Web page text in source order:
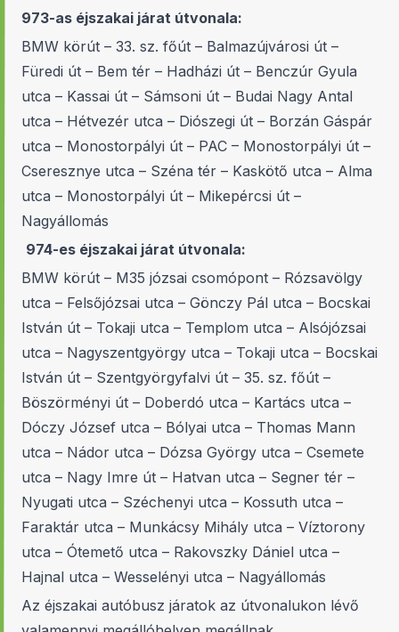
973-as éjszakai járat útvonala:
BMW körút – 33. sz. főút – Balmazújvárosi út –
Füredi út – Bem tér – Hadházi út – Benczúr Gyula
utca – Kassai út – Sámsoni út – Budai Nagy Antal
utca – Hétvezér utca – Diószegi út – Borzán Gáspár
utca – Monostorpályi út – PAC – Monostorpályi út –
Cseresznye utca – Széna tér – Kaskötő utca – Alma
utca – Monostorpályi út – Mikepércsi út –
Nagyállomás
974-es éjszakai járat útvonala:
BMW körút – M35 józsai csomópont – Rózsavölgy
utca – Felsőjózsai utca – Gönczy Pál utca – Bocskai
István út – Tokaji utca – Templom utca – Alsójózsai
utca – Nagyszentgyörgy utca – Tokaji utca – Bocskai
István út – Szentgyörgyfalvi út – 35. sz. főút –
Böszörményi út – Doberdó utca – Kartács utca –
Dóczy József utca – Bólyai utca – Thomas Mann
utca – Nádor utca – Dózsa György utca – Csemete
utca – Nagy Imre út – Hatvan utca – Segner tér –
Nyugati utca – Széchenyi utca – Kossuth utca –
Faraktár utca – Munkácsy Mihály utca – Víztorony
utca – Ótemető utca – Rakovszky Dániel utca –
Hajnal utca – Wesselényi utca – Nagyállomás
Az éjszakai autóbusz járatok az útvonalukon lévő